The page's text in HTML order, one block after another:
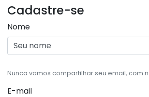
Cadastre-se
Nome
Nunca vamos compartilhar seu email, com
E-mail